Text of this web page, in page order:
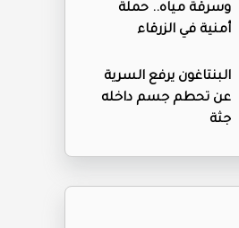
وسرقة مياه.. حملة
أمنية في الزرقاء
البنتاغون يرفع السرية
عن تحطم جسم داخله
جثة